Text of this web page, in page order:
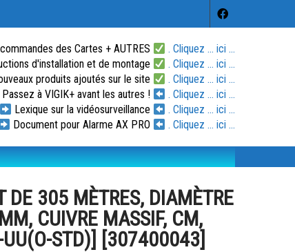
des Cartes + AUTRES
. Cliquez ... ici ...
d'installation et de montage
. Cliquez ... ici ...
produits ajoutés sur le site
. Cliquez ... ici ...
Passez à VIGIK+ avant les autres !
. Cliquez ... ici ...
Lexique sur la vidéosurveillance
. Cliquez ... ici ...
Document pour Alarme AX PRO
. Cliquez ... ici ...
DE 305 MÈTRES, DIAMÈTRE
CUIVRE MASSIF, CM,
UU(O-STD)] [307400043]